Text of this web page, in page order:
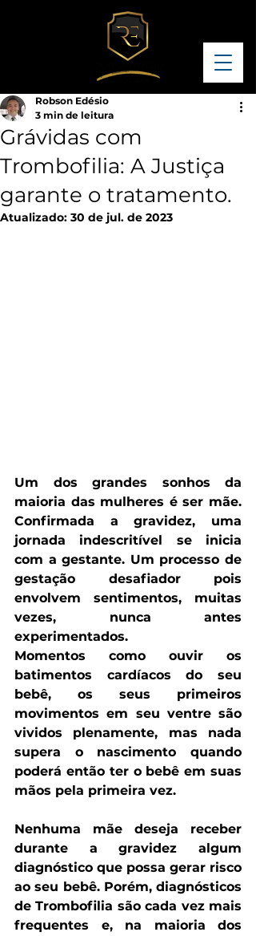
Grávidas com
Trombofilia: A Justiça
garante o tratamento.
Robson Edésio
3 min de leitura
Atualizado: 30 de jul. de 2023
Um dos grandes sonhos da
maioria das mulheres é ser mãe.
Confirmada a gravidez, uma
jornada indescritível se inicia
com a gestante. Um processo de
gestação desafiador pois
envolvem sentimentos, muitas
vezes, nunca antes
experimentados.
Momentos como ouvir os
batimentos cardíacos do seu
bebê, os seus primeiros
movimentos em seu ventre são
vividos plenamente, mas nada
supera o nascimento quando
poderá então ter o bebê em suas
mãos pela primeira vez.
Nenhuma mãe deseja receber
durante a gravidez algum
diagnóstico que possa gerar risco
ao seu bebê. Porém, diagnósticos
de Trombofilia são cada vez mais
frequentes e, na maioria dos